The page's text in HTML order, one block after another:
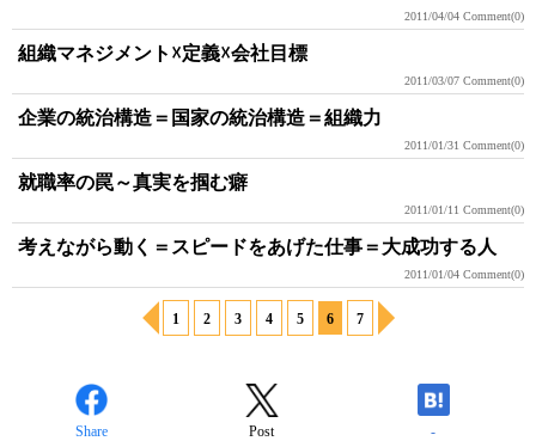
2011/04/04 Comment(0)
組織マネジメント☓定義☓会社目標
2011/03/07 Comment(0)
企業の統治構造＝国家の統治構造＝組織力
2011/01/31 Comment(0)
就職率の罠～真実を掴む癖
2011/01/11 Comment(0)
考えながら動く＝スピードをあげた仕事＝大成功する人
2011/01/04 Comment(0)
1 2 3 4 5 6 7
Share Post -